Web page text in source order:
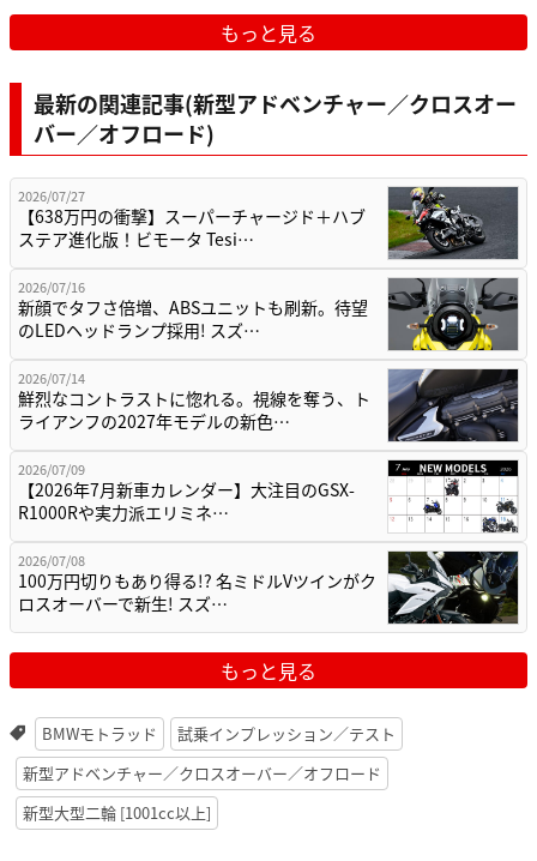
もっと見る
最新の関連記事(新型アドベンチャー／クロスオー
バー／オフロード)
2026/07/27
【638万円の衝撃】スーパーチャージド＋ハブ
ステア進化版！ビモータ Tesi…
2026/07/16
新顔でタフさ倍増、ABSユニットも刷新。待望
のLEDヘッドランプ採用! スズ…
2026/07/14
鮮烈なコントラストに惚れる。視線を奪う、ト
ライアンフの2027年モデルの新色…
2026/07/09
【2026年7月新車カレンダー】大注目のGSX-
R1000Rや実力派エリミネ…
2026/07/08
100万円切りもあり得る!? 名ミドルVツインがク
ロスオーバーで新生! スズ…
もっと見る
BMWモトラッド
試乗インプレッション／テスト
新型アドベンチャー／クロスオーバー／オフロード
新型大型二輪 [1001cc以上]